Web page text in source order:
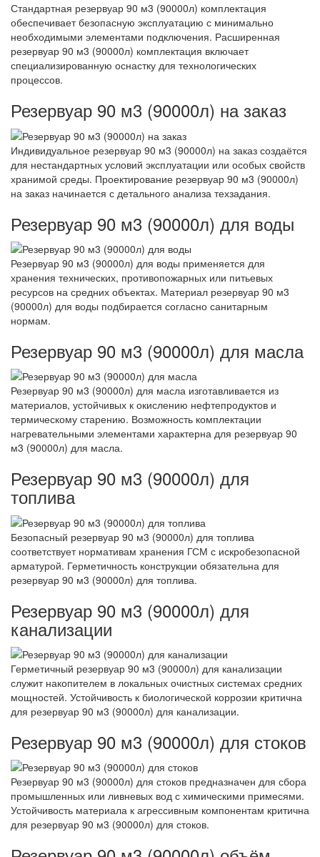
Стандартная резервуар 90 м3 (90000л) комплектация
обеспечивает безопасную эксплуатацию с минимально
необходимыми элементами подключения. Расширенная
резервуар 90 м3 (90000л) комплектация включает
специализированную оснастку для технологических
процессов.
Резервуар 90 м3 (90000л) на заказ
Индивидуальное резервуар 90 м3 (90000л) на заказ создаётся
для нестандартных условий эксплуатации или особых свойств
хранимой среды. Проектирование резервуар 90 м3 (90000л)
на заказ начинается с детального анализа техзадания.
Резервуар 90 м3 (90000л) для воды
Резервуар 90 м3 (90000л) для воды применяется для
хранения технических, противопожарных или питьевых
ресурсов на средних объектах. Материал резервуар 90 м3
(90000л) для воды подбирается согласно санитарным
нормам.
Резервуар 90 м3 (90000л) для масла
Резервуар 90 м3 (90000л) для масла изготавливается из
материалов, устойчивых к окислению нефтепродуктов и
термическому старению. Возможность комплектации
нагревательными элементами характерна для резервуар 90
м3 (90000л) для масла.
Резервуар 90 м3 (90000л) для
топлива
Безопасный резервуар 90 м3 (90000л) для топлива
соответствует нормативам хранения ГСМ с искробезопасной
арматурой. Герметичность конструкции обязательна для
резервуар 90 м3 (90000л) для топлива.
Резервуар 90 м3 (90000л) для
канализации
Герметичный резервуар 90 м3 (90000л) для канализации
служит накопителем в локальных очистных системах средних
мощностей. Устойчивость к биологической коррозии критична
для резервуар 90 м3 (90000л) для канализации.
Резервуар 90 м3 (90000л) для стоков
Резервуар 90 м3 (90000л) для стоков предназначен для сбора
промышленных или ливневых вод с химическими примесями.
Устойчивость материала к агрессивным компонентам критична
для резервуар 90 м3 (90000л) для стоков.